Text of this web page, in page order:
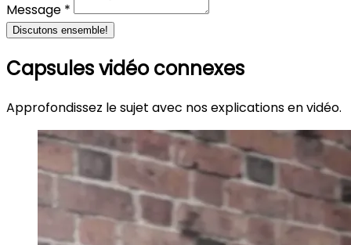
Message *
Discutons ensemble!
Capsules vidéo connexes
Approfondissez le sujet avec nos explications en vidéo.